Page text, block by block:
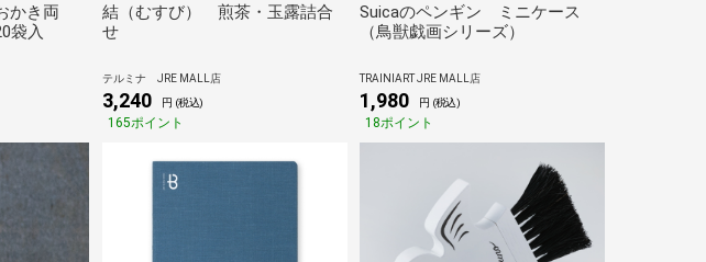
かき両
袋入
結（むすび） 煎茶・玉露詰合
せ
テルミナ JRE MALL店
3,240 円 (税込)
165ポイント
Suicaのペンギン ミニケース
（鳥獣戯画シリーズ）
TRAINIART JRE MALL店
1,980 円 (税込)
18ポイント